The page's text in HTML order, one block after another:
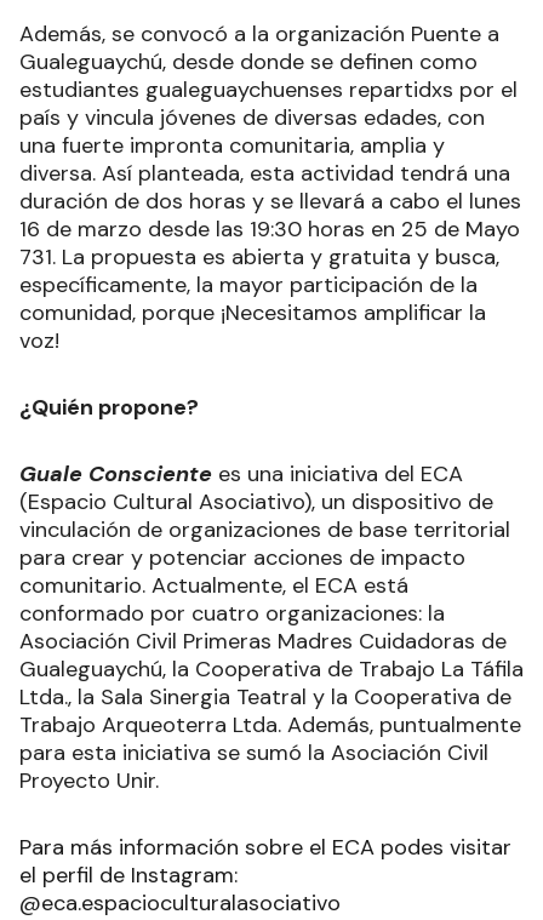
Además, se convocó a la organización Puente a
Gualeguaychú, desde donde se definen como
estudiantes gualeguaychuenses repartidxs por el
país y vincula jóvenes de diversas edades, con
una fuerte impronta comunitaria, amplia y
diversa. Así planteada, esta actividad tendrá una
duración de dos horas y se llevará a cabo el lunes
16 de marzo desde las 19:30 horas en 25 de Mayo
731. La propuesta es abierta y gratuita y busca,
específicamente, la mayor participación de la
comunidad, porque ¡Necesitamos amplificar la
voz!
¿Quién propone?
Guale Consciente es una iniciativa del ECA
(Espacio Cultural Asociativo), un dispositivo de
vinculación de organizaciones de base territorial
para crear y potenciar acciones de impacto
comunitario. Actualmente, el ECA está
conformado por cuatro organizaciones: la
Asociación Civil Primeras Madres Cuidadoras de
Gualeguaychú, la Cooperativa de Trabajo La Táfila
Ltda., la Sala Sinergia Teatral y la Cooperativa de
Trabajo Arqueoterra Ltda. Además, puntualmente
para esta iniciativa se sumó la Asociación Civil
Proyecto Unir.
Para más información sobre el ECA podes visitar
el perfil de Instagram:
@eca.espacioculturalasociativo